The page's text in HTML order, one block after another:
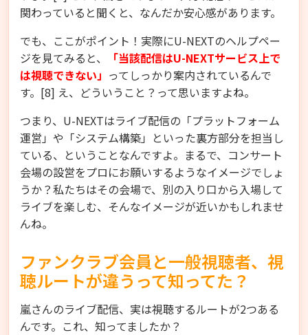
関わっていると聞くと、なんだか安心感があります。
でも、ここがポイント！実際にU-NEXTのヘルプペー
ジを見てみると、
「当該配信はU-NEXTサービス上で
は視聴できない」 ってしっかり案内されているんで
す。[8] え、どういうこと？って思いますよね。
つまり、U-NEXTはライブ配信の「プラットフォーム
運営」や「システム構築」といった裏方部分を担当し
ている、ということなんですよ。まるで、コンサート
会場の設営をプロにお願いするようなイメージでしょ
うか？私たちはその会場で、別の入り口から入場して
ライブを楽しむ、そんなイメージが近いかもしれませ
んね。
ファンクラブ会員と一般視聴者、視
聴ルートが違うって知ってた？
嵐さんのライブ配信、実は視聴するルートが2つある
んです。これ、知ってましたか？